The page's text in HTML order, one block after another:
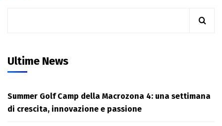
Ultime News
Summer Golf Camp della Macrozona 4: una settimana
di crescita, innovazione e passione